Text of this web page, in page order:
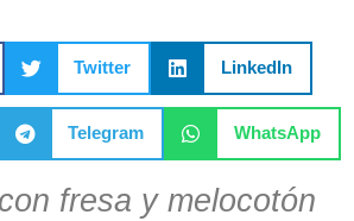
Twitter LinkedIn
Telegram WhatsApp
fresa y melocotón